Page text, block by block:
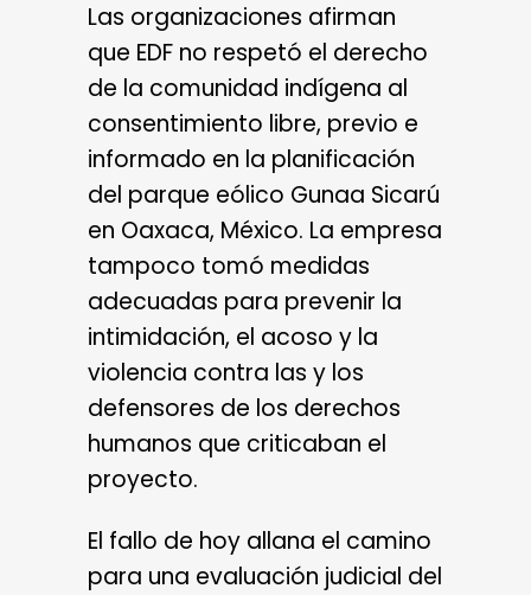
Las organizaciones afirman
que EDF no respetó el derecho
de la comunidad indígena al
consentimiento libre, previo e
informado en la planificación
del parque eólico Gunaa Sicarú
en Oaxaca, México. La empresa
tampoco tomó medidas
adecuadas para prevenir la
intimidación, el acoso y la
violencia contra las y los
defensores de los derechos
humanos que criticaban el
proyecto.
El fallo de hoy allana el camino
para una evaluación judicial del